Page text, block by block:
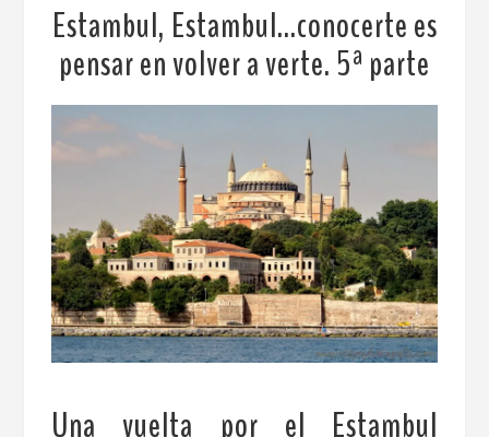
Estambul, Estambul…conocerte es
pensar en volver a verte. 5ª parte
Una vuelta por el Estambul